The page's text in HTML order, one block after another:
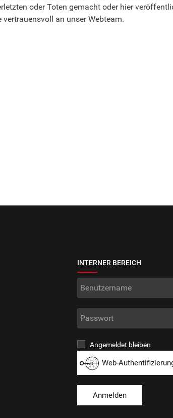
oder Toten gemacht oder hier
an unser Webteam.
INTERNER BEREICH
Angemeldet bleiben
Web-
Anmelden